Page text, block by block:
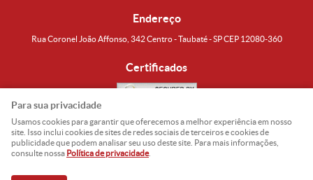
Endereço
Rua Coronel João Affonso, 342 Centro - Taubaté - SP CEP 12080-360
Certificados
Noguti & Amaral Produtos Orientais LTDA CNPJ: 15.427.609/0001-19
Formas de Envio
Para sua privacidade
Usamos cookies para garantir que oferecemos a melhor experiência em nosso
site. Isso inclui cookies de sites de redes sociais de terceiros e cookies de
publicidade que podem analisar seu uso deste site. Para mais informações,
consulte nossa Política de privacidade.